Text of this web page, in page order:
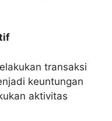
transaksi
keuntungan
aktivitas